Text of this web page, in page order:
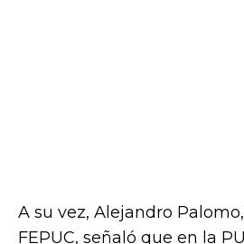
A su vez, Alejandro
FEPUC, señaló que en la